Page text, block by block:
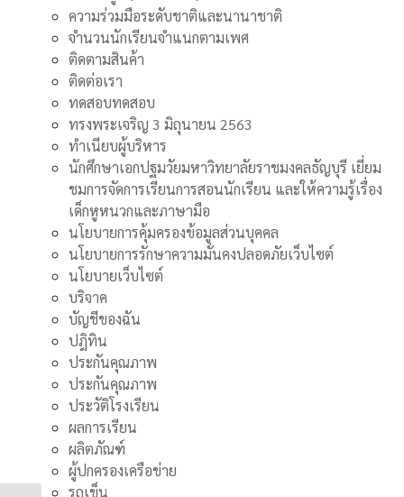
ความร่วมมือระดับชาติและนานาชาติ
จำนวนนักเรียนจำแนกตามเพศ
ติดตามสินค้า
ติดต่อเรา
ทดสอบทดสอบ
ทรงพระเจริญ 3 มิถุนายน 2563
ทำเนียบผู้บริหาร
นักศึกษาเอกปฐมวัยมหาวิทยาลัยราชมงคลธัญบุรี เยี่ยม
ชมการจัดการเรียนการสอนนักเรียน และให้ความรู้เรื่อง
เด็กหูหนวกและภาษามือ
นโยบายการคุ้มครองข้อมูลส่วนบุคคล
นโยบายการรักษาความมั่นคงปลอดภัยเว็บไซต์
นโยบายเว็บไซต์
บริจาค
บัญชีของฉัน
ปฎิทิน
ประกันคุณภาพ
ประกันคุณภาพ
ประวัติโรงเรียน
ผลการเรียน
ผลิตภัณฑ์
ผู้ปกครองเครือข่าย
รถเข็น